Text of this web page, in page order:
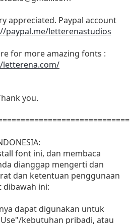
appreciated. Paypal account
paypal.me/letterenastudios
for more amazing fonts :
you.
font ini, dan membaca
dianggap mengerti dan
dan ketentuan penggunaan
dibawah ini:
dapat digunakan untuk
kebutuhan pribadi, atau